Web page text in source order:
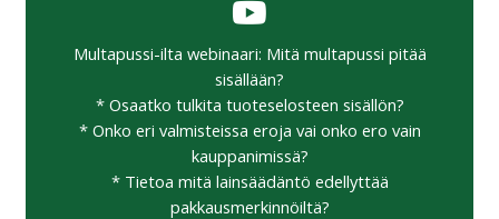
Multapussi-ilta webinaari: Mitä multapussi pitää
sisällään?
* Osaatko tulkita tuoteselosteen sisällön?
* Onko eri valmisteissa eroja vai onko ero vain
kauppanimissä?
* Tietoa mitä lainsäädäntö edellyttää
pakkausmerkinnöiltä?